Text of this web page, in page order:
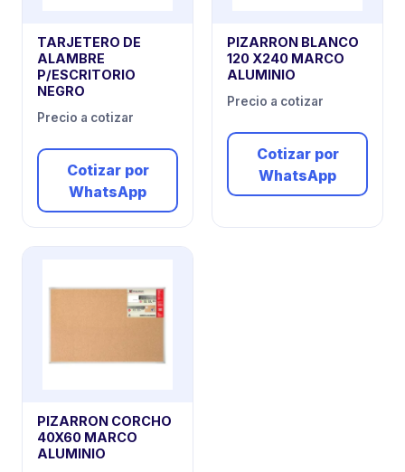
TARJETERO DE
ALAMBRE
P/ESCRITORIO
NEGRO
Precio a cotizar
Cotizar por
WhatsApp
PIZARRON BLANCO
120 X240 MARCO
ALUMINIO
Precio a cotizar
Cotizar por
WhatsApp
PIZARRON CORCHO
40X60 MARCO
ALUMINIO